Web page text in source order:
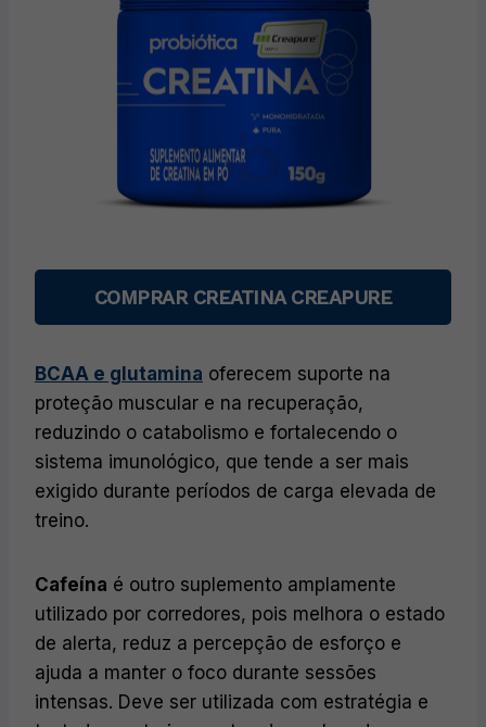
COMPRAR CREATINA CREAPURE
BCAA e glutamina oferecem suporte na
proteção muscular e na recuperação,
reduzindo o catabolismo e fortalecendo o
sistema imunológico, que tende a ser mais
exigido durante períodos de carga elevada de
treino.
Cafeína é outro suplemento amplamente
utilizado por corredores, pois melhora o estado
de alerta, reduz a percepção de esforço e
ajuda a manter o foco durante sessões
intensas. Deve ser utilizada com estratégia e